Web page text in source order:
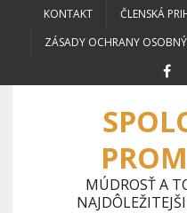
KONTAKT ČLENSKÁ
ZÁSADY OCHRANY
MÚDROSŤ A